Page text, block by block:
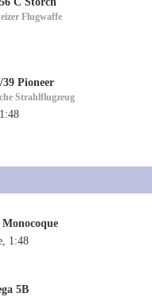
Flugwaffe
Pioneer
Strahlflugzeug
1:48
5B